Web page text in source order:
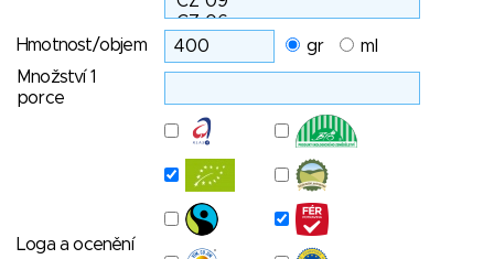
Hmotnost/objem gr
ml
Množství 1
porce
Loga a ocenění